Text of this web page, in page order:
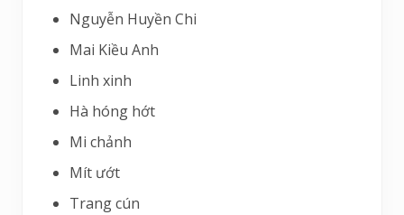
Nguyễn Huyền Chi
Mai Kiều Anh
Linh xinh
Hà hóng hớt
Mi chảnh
Mít ướt
Trang cún